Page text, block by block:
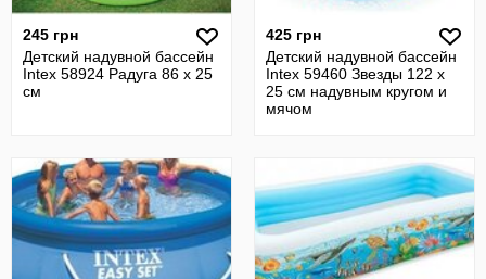
245 грн
Детский надувной бассейн
Intex 58924 Радуга 86 х 25
см
425 грн
Детский надувной бассейн
Intex 59460 Звезды 122 х
25 см надувным кругом и
мячом